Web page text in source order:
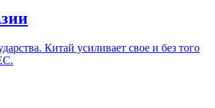
Китай усиливает свое и без того